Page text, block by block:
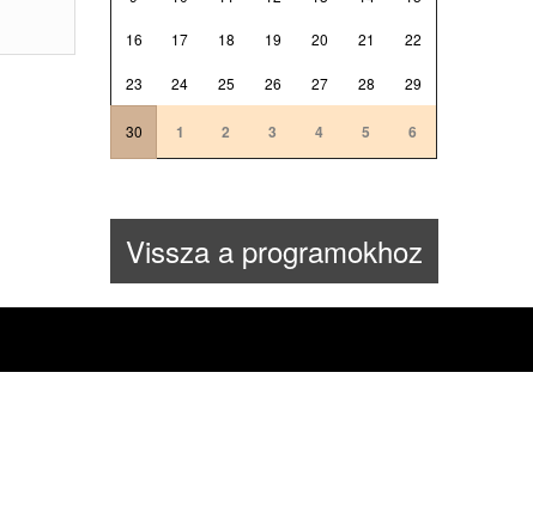
16 17 18 19 20 21 22
23 24 25 26 27 28 29
30 1 2 3 4 5 6
Vissza a programokhoz